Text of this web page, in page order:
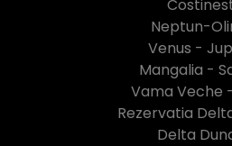
Neptun-
Venus -
Mangalia -
Vama Veche
Rezervatia
Delta